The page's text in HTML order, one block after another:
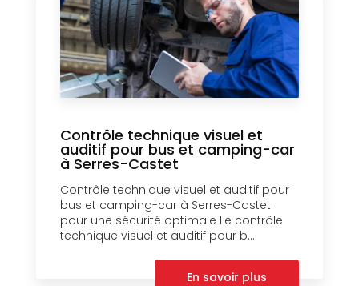
Contrôle technique visuel et
auditif pour bus et camping-car
à Serres-Castet
Contrôle technique visuel et auditif pour
bus et camping-car à Serres-Castet
pour une sécurité optimale Le contrôle
technique visuel et auditif pour b...
En savoir plus